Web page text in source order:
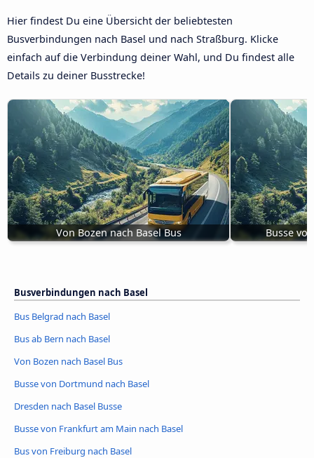
Hier findest Du eine Übersicht der beliebtesten
Busverbindungen nach Basel und nach Straßburg. Klicke
einfach auf die Verbindung deiner Wahl, und Du findest alle
Details zu deiner Busstrecke!
Von Bozen nach Basel Bus Busse
Busverbindungen nach Basel
Bus Belgrad nach Basel
Bus ab Bern nach Basel
Von Bozen nach Basel Bus
Busse von Dortmund nach Basel
Dresden nach Basel Busse
Busse von Frankfurt am Main nach Basel
Bus von Freiburg nach Basel